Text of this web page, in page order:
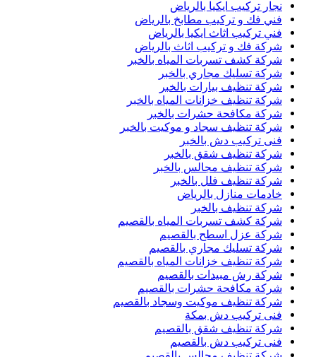
نجار تركيب ايكيا بالرياض
فني فك و تركيب مطابخ بالرياض
فني تركيب اثاث ايكيا بالرياض
شركة فك و تركيب اثاث بالرياض
شركة كشف تسربات المياه بالخبر
شركة تسليك مجاري بالخبر
شركة تنظيف بيارات بالخبر
شركة تنظيف خزانات المياه بالخبر
شركة مكافحة حشرات بالخبر
شركة تنظيف سجاد و موكيت بالخبر
فنى تركيب دش بالخبر
شركة تنظيف شقق بالخبر
شركة تنظيف مجالس بالخبر
شركة تنظيف فلل بالخبر
خادمات منازل بالرياض
شركة تنظيف بالخبر
شركة كشف تسربات المياه بالقصيم
شركة عزل اسطح بالقصيم
شركة تسليك مجاري بالقصيم
شركة تنظيف خزانات المياه بالقصيم
شركة رش مبيدات بالقصيم
شركة مكافحة حشرات بالقصيم
شركة تنظيف موكيت وسجاد بالقصيم
فنى تركيب دش بمكة
شركة تنظيف شقق بالقصيم
فنى تركيب دش بالقصيم